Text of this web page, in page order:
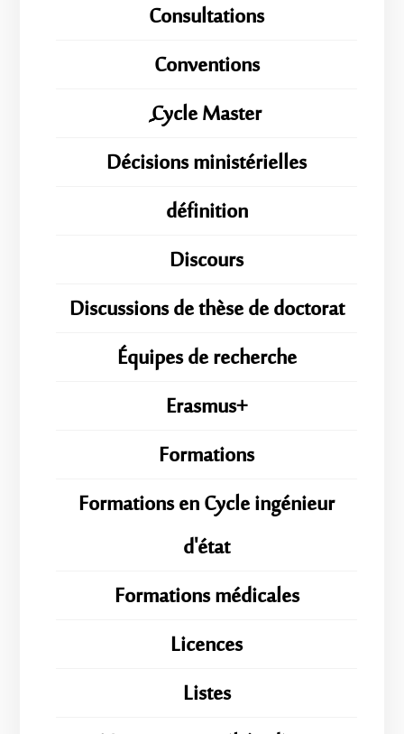
Consultations
Conventions
ِِِCycle Master
Décisions ministérielles
définition
Discours
Discussions de thèse de doctorat
Équipes de recherche
Erasmus+
Formations
Formations en Cycle ingénieur
d'état
Formations médicales
Licences
Listes